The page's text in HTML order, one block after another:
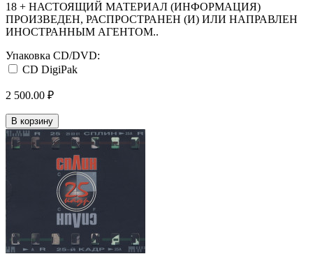
18 + НАСТОЯЩИЙ МАТЕРИАЛ (ИНФОРМАЦИЯ)
ПРОИЗВЕДЕН, РАСПРОСТРАНЕН (И) ИЛИ НАПРАВЛЕН
ИНОСТРАННЫМ АГЕНТОМ..
Упаковка CD/DVD:
CD DigiPak
2 500.00 ₽
В корзину